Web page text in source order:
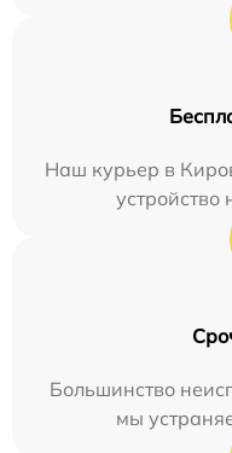
Наш курьер в
устройство
Большинство
мы